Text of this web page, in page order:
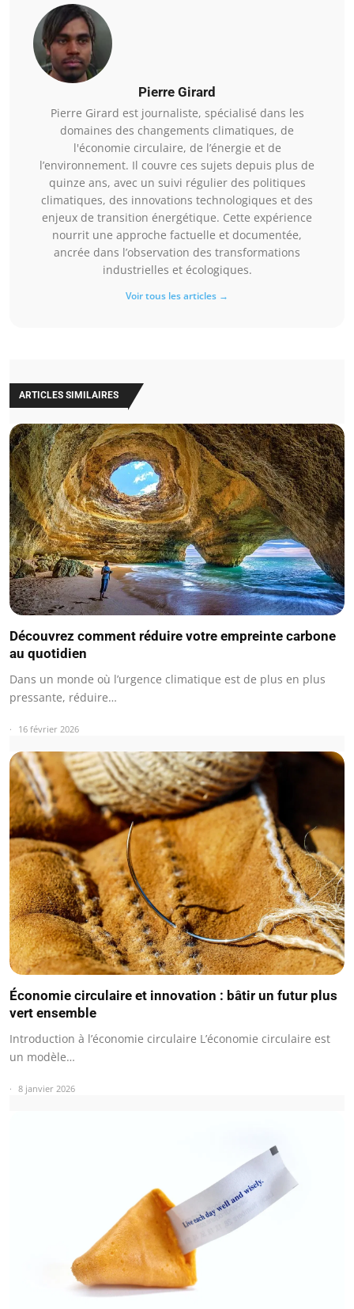
Pierre Girard
Pierre Girard est journaliste, spécialisé dans les
domaines des changements climatiques, de
l'économie circulaire, de l’énergie et de
l’environnement. Il couvre ces sujets depuis plus de
quinze ans, avec un suivi régulier des politiques
climatiques, des innovations technologiques et des
enjeux de transition énergétique. Cette expérience
nourrit une approche factuelle et documentée,
ancrée dans l’observation des transformations
industrielles et écologiques.
Voir tous les articles →
ARTICLES SIMILAIRES
Découvrez comment réduire votre empreinte carbone
au quotidien
Dans un monde où l’urgence climatique est de plus en plus
pressante, réduire…
16 février 2026
Économie circulaire et innovation : bâtir un futur plus
vert ensemble
Introduction à l’économie circulaire L’économie circulaire est
un modèle…
8 janvier 2026